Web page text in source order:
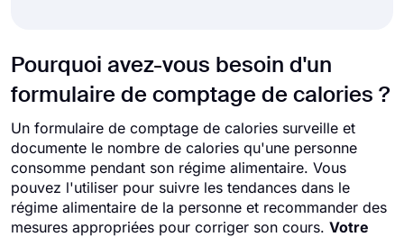
Pourquoi avez-vous besoin d'un
formulaire de comptage de calories ?
Un formulaire de comptage de calories surveille et
documente le nombre de calories qu'une personne
consomme pendant son régime alimentaire. Vous
pouvez l'utiliser pour suivre les tendances dans le
régime alimentaire de la personne et recommander des
mesures appropriées pour corriger son cours. Votre